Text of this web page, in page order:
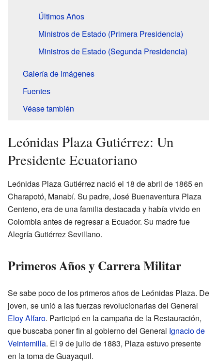
Últimos Años
Ministros de Estado (Primera Presidencia)
Ministros de Estado (Segunda Presidencia)
Galería de imágenes
Fuentes
Véase también
Leónidas Plaza Gutiérrez: Un
Presidente Ecuatoriano
Leónidas Plaza Gutiérrez nació el 18 de abril de 1865 en
Charapotó, Manabí. Su padre, José Buenaventura Plaza
Centeno, era de una familia destacada y había vivido en
Colombia antes de regresar a Ecuador. Su madre fue
Alegría Gutiérrez Sevillano.
Primeros Años y Carrera Militar
Se sabe poco de los primeros años de Leónidas Plaza. De
joven, se unió a las fuerzas revolucionarias del General
Eloy Alfaro. Participó en la campaña de la Restauración,
que buscaba poner fin al gobierno del General Ignacio de
Veintemilla. El 9 de julio de 1883, Plaza estuvo presente
en la toma de Guayaquil.